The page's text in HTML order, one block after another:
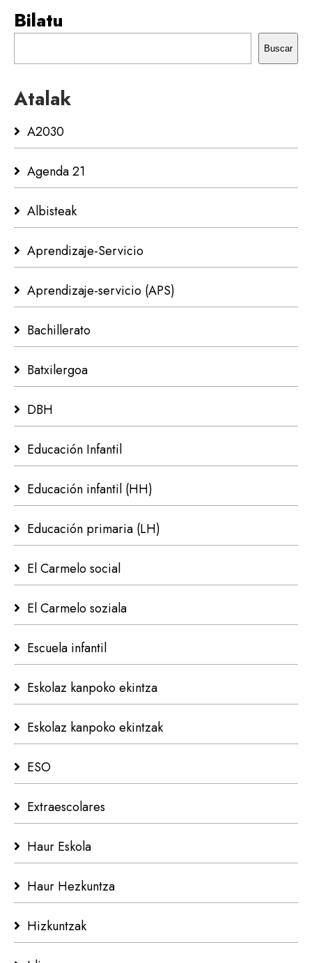
Bilatu
Buscar
Atalak
A2030
Agenda 21
Albisteak
Aprendizaje-Servicio
Aprendizaje-servicio (APS)
Bachillerato
Batxilergoa
DBH
Educación Infantil
Educación infantil (HH)
Educación primaria (LH)
El Carmelo social
El Carmelo soziala
Escuela infantil
Eskolaz kanpoko ekintza
Eskolaz kanpoko ekintzak
ESO
Extraescolares
Haur Eskola
Haur Hezkuntza
Hizkuntzak